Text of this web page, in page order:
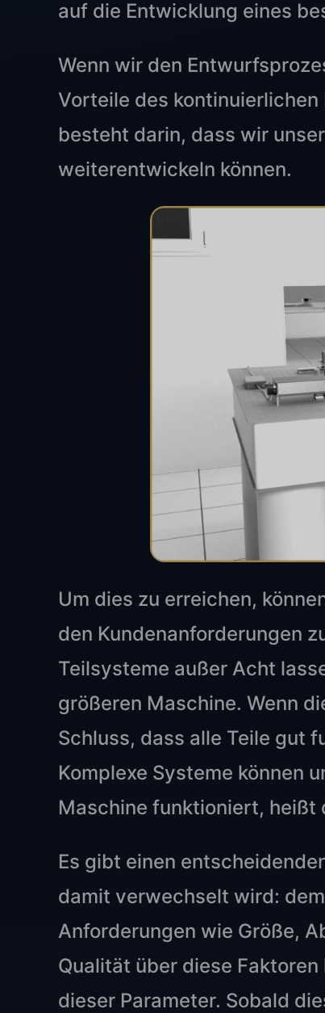
auf die Entwicklung eines
Wenn wir den
Vorteile des
besteht darin, dass wir
weiterentwickeln können.
Um dies zu erreichen,
den Kundenanforderungen
Teilsysteme außer Acht
größeren Maschine. Wenn
Schluss, dass alle Teile gut
Komplexe Systeme können
Maschine funktioniert, heißt
Es gibt einen
damit verwechselt wird:
Anforderungen wie Größe,
Qualität über diese
dieser Parameter. Sobald